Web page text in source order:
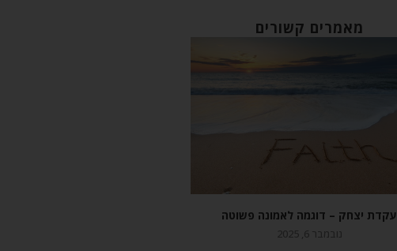
מאמרים קשורים
עקדת יצחק – דוגמה לאמונה פשוטה
נובמבר 6, 2025